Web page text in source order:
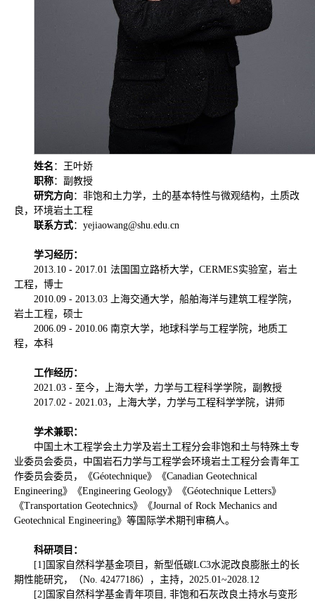
姓名 ：王叶娇
职称：副教授
研究方向：非饱和土力学，土的基本特性与微观结构，土质改
良，环境岩土工程
联系方式：yejiaowang@shu.edu.cn
学习经历：
2013.10 - 2017.01 法国国立路桥大学，CERMES实验室，岩土
工程，博士
2010.09 - 2013.03 上海交通大学，船舶海洋与建筑工程学院，
岩土工程，硕士
2006.09 - 2010.06 南京大学，地球科学与工程学院，地质工
程，本科
工作经历：
2021.03 - 至今，上海大学，力学与工程科学学院，副教授
2017.02 - 2021.03，上海大学，力学与工程科学学院，讲师
学术兼职：
中国土木工程学会土力学及岩土工程分会非饱和土与特殊土专
业委员会委员，中国岩石力学与工程学会环境岩土工程分会青年工
作委员会委员，《Géotechnique》《Canadian Geotechnical
Engineering》《Engineering Geology》《Géotechnique Letters》
《Transportation Geotechnics》《Journal of Rock Mechanics and
Geotechnical Engineering》等国际学术期刊审稿人。
科研项目：
[1]国家自然科学基金项目，新型低碳LC3水泥改良膨胀土的长
期性能研究，（No. 42477186），主持，2025.01~2028.12
[2]国家自然科学基金青年项目, 非饱和石灰改良土持水与变形